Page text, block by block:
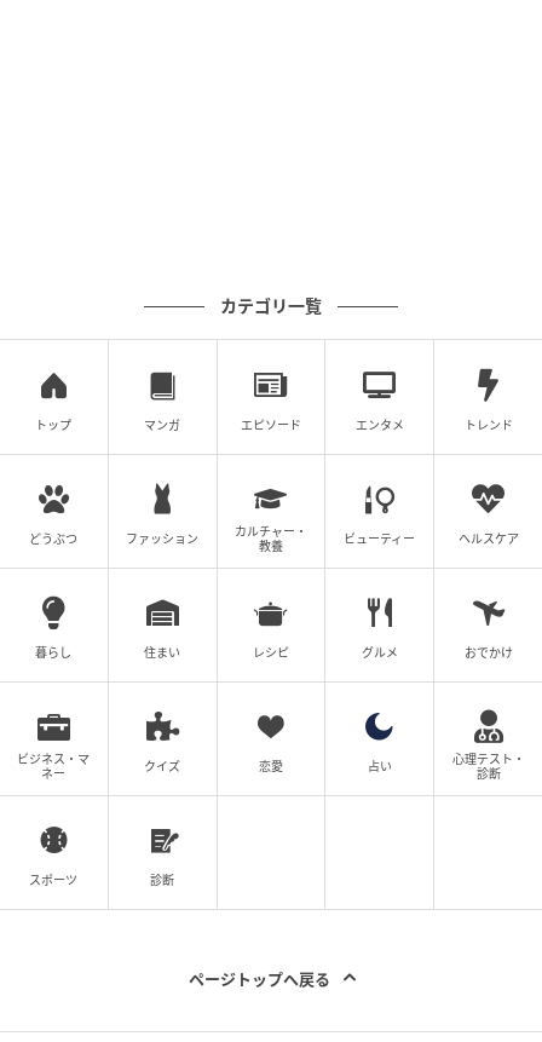
そして、この段階で長く見られやすかったのは、大人
から相対的に「美しい」と選ばれやすかった動きでし
た。
たとえば、点が鳥や魚の群れのように動くものや、渦
価されていました。
つまり、最初は「わかりやすい動き」に目が向き、そ
の後に「大人が美しいと感じる動き」へ注意が移って
いくという、二段階の反応が見られたのです。
さらに、この「美しいと評価された動き」への反応が
現れるタイミングは、年齢によって変わっていまし
た。
生後4か月児では約1.8秒後に現れたのに対し、年齢の
高い群ほど早く現れ、24か月児では約0.5秒後、成人
では約0.4秒後に確認されたのです。
ら働いている可能性を示しています。
カテゴリ一覧
トップ マンガ エピソード エンタメ トレンド
どうぶつ ファッション
カルチャー・
教養
ビューティー ヘルスケア
暮らし 住まい レシピ グルメ おでかけ
ビジネス・マ
ネー
クイズ 恋愛 占い
心理テスト・
診断
スポーツ 診断
ページトップへ戻る